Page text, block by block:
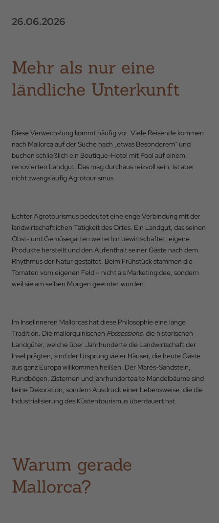
26.06.2026
Mehr als nur eine
ländliche Unterkunft
Diese Verwechslung kommt häufig vor. Viele Reisende kommen
nach Mallorca auf der Suche nach „etwas Besonderem“ und
buchen schließlich ein Boutique-Hotel mit Pool auf einem
renovierten Landgut. Das mag durchaus reizvoll sein, ist aber
nicht zwangsläufig Agrotourismus.
Echter Agrotourismus bedeutet eine enge Verbindung mit der
landwirtschaftlichen Tätigkeit des Ortes. Ein Landgut, das seinen
Obst- und Gemüsegarten weiterhin bewirtschaftet, eigene
Produkte herstellt und den Aufenthalt seiner Gäste nach dem
Rhythmus der Natur gestaltet. Beim Frühstück stammen die
Tomaten vom eigenen Feld – nicht als Marketingidee, sondern
weil sie am selben Morgen geerntet wurden.
Im Inselinneren Mallorcas hat diese Philosophie eine lange
Tradition. Die mallorquinischen Possessions, die historischen
Landgüter, welche über Jahrhunderte die Landwirtschaft der
Insel prägten, sind der Ursprung vieler Häuser, die heute Gäste
aus ganz Europa willkommen heißen. Der Marès-Sandstein,
Rundbögen, Zisternen und jahrhundertealte Mandelbäume sind
keine Dekoration, sondern Ausdruck einer Lebensweise, die die
Industrialisierung des Küstentourismus überdauert hat.
Warum gerade
Mallorca?